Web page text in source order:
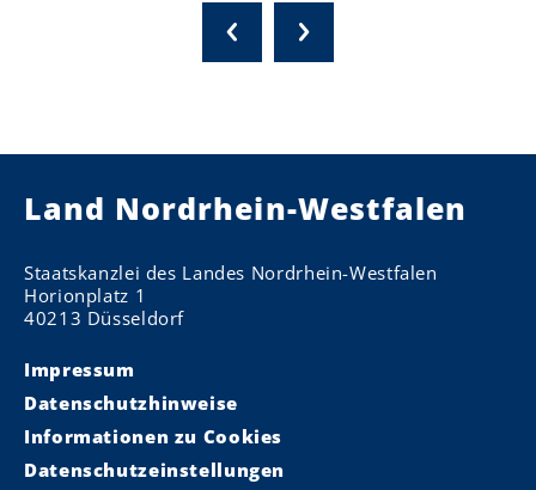
Land Nordrhein-Westfalen
Staatskanzlei des Landes Nordrhein-Westfalen
Horionplatz 1
40213 Düsseldorf
Impressum
Datenschutzhinweise
Informationen zu Cookies
Datenschutzeinstellungen